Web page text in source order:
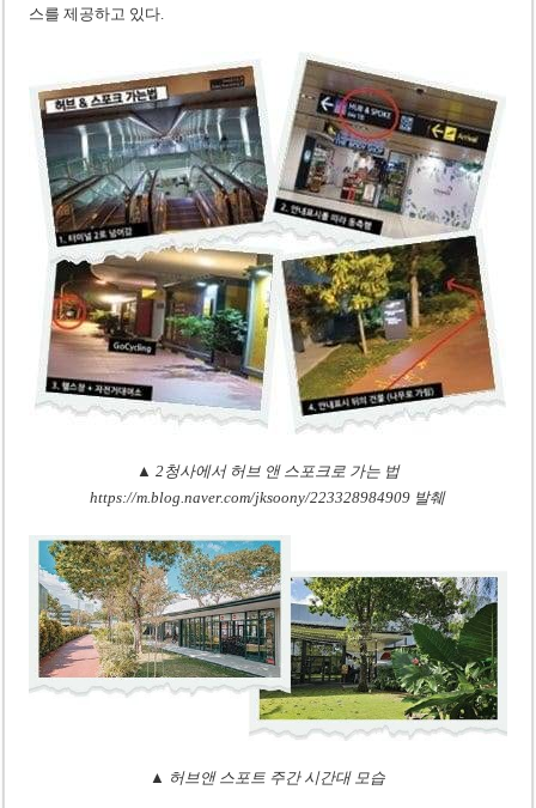
스를 제공하고 있다.
▲ 2청사에서 허브 앤 스포크로 가는 법
https://m.blog.naver.com/jksoony/223328984909 발췌
▲ 허브앤 스포트 주간 시간대 모습